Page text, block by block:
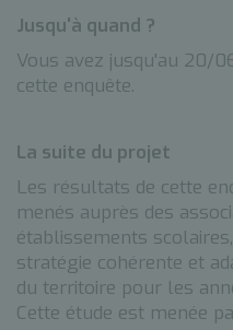
Jusqu'à quand ?
Vous avez jusqu'au 20/
cette enquête.
La suite du projet
Les résultats de cette
menés auprès des
établissements
stratégie cohérente et
du territoire pour les
Cette étude est menée